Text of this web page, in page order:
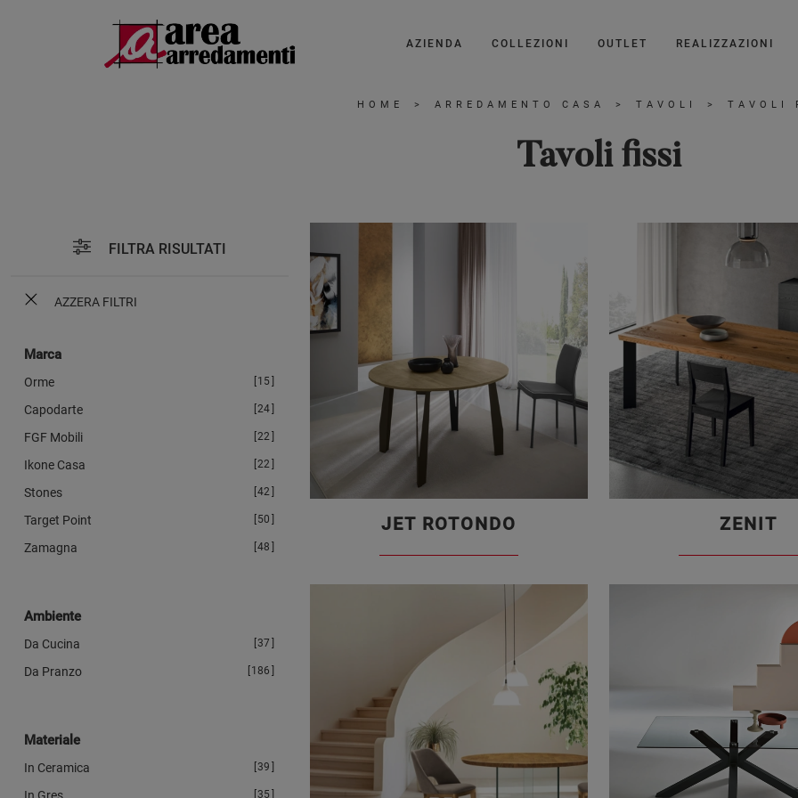
AZIENDA COLLEZIONI OUTLET REALIZZAZIONI
HOME > ARREDAMENTO CASA > TAVOLI > TAVOLI
Tavoli fissi
FILTRA RISULTATI
AZZERA FILTRI
Marca
Orme 15
Capodarte 24
FGF Mobili 22
Ikone Casa 22
Stones 42
Target Point 50
Zamagna 48
Ambiente
Da Cucina 37
Da Pranzo 186
Materiale
In Ceramica 39
In Gres 35
JET ROTONDO ZENIT